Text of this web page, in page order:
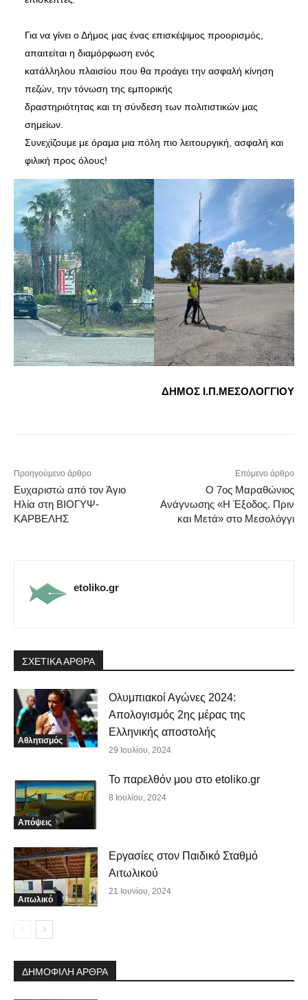
Για να γίνει ο Δήμος μας ένας επισκέψιμος προορισμός,
απαιτείται η διαμόρφωση ενός
κατάλληλου πλαισίου που θα προάγει την ασφαλή κίνηση
πεζών, την τόνωση της εμπορικής
δραστηριότητας και τη σύνδεση των πολιτιστικών μας
σημείων.
Συνεχίζουμε με όραμα μια πόλη πιο λειτουργική, ασφαλή και
φιλική προς όλους!
ΔΗΜΟΣ Ι.Π.ΜΕΣΟΛΟΓΓΙΟΥ
Προηγούμενο άρθρο
Ευχαριστώ από τον Άγιο
Ηλία στη ΒΙΟΓΥΨ-
ΚΑΡΒΕΛΗΣ
Επόμενο άρθρο
Ο 7ος Μαραθώνιος
Ανάγνωσης «Η Έξοδος. Πριν
και Μετά» στο Μεσολόγγι
etoliko.gr
ΣΧΕΤΙΚΑ ΑΡΘΡΑ
Αθλητισμός
Ολυμπιακοί Αγώνες 2024:
Απολογισμός 2ης μέρας της
Ελληνικής αποστολής
29 Ιουλίου, 2024
Απόψεις
Το παρελθόν μου στο etoliko.gr
8 Ιουλίου, 2024
Αιτωλικό
Εργασίες στον Παιδικό Σταθμό
Αιτωλικού
21 Ιουνίου, 2024
ΔΗΜΟΦΙΛΗ ΑΡΘΡΑ